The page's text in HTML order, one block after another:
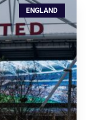
ENGLAND